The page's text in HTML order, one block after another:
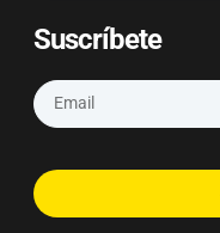
Suscríbete